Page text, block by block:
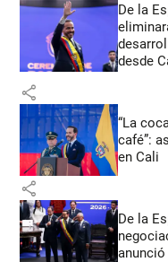
De la
desde
share
“La
café”:
en Cali
share
De la